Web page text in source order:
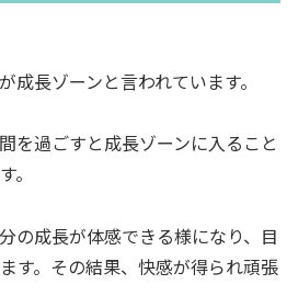
成長ゾーンと言われています。
を過ごすと成長ゾーンに入ること
。
の成長が体感できる様になり、目
す。その結果、快感が得られ頑張